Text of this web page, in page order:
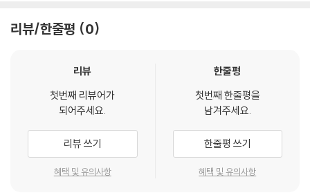
부, 만능 해결사가 되어 가는 남편, 한 명이 아프면 연달아 앓는 아이들, 막
루가 지날수록 그 재미와 감동을 더해 간다.
하루도 조용할 날이 없는 일상 속에서 일과 육아를 병행하느라 몸은 성할
날이 없고, 피로에 건망증은 심해져 가지만 그래도 괜찮다. 이들에게는 서
로를 챙겨 줄 소중한 가족이 있으니까. 『패밀리 사이즈』는 총 4권으로 시
즌1을 마무리한다. 100화까지 달려올 수 있었던 원동력은 당연히 사 남매
다. 아이들을 응원해 준 독자들에게 감사의 인사를 전하며 만화가 부부는 1
리뷰/한줄평 0
리뷰
첫번째 리뷰어가
되어주세요.
리뷰 쓰기
혜택 및 유의사항
한줄평
첫번째 한줄평을
남겨주세요.
한줄평 쓰기
혜택 및 유의사항